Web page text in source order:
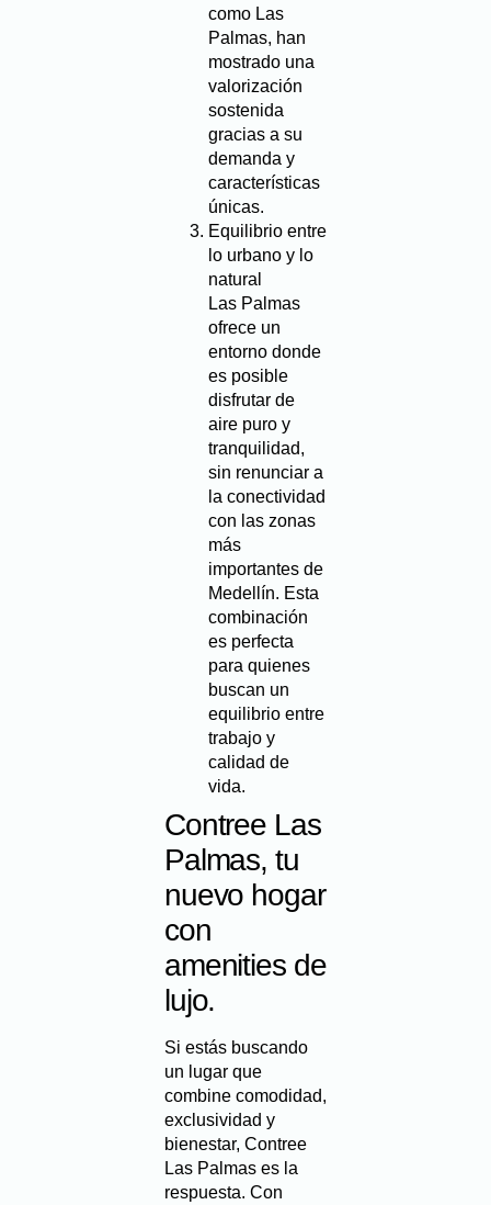
como Las
Palmas, han
mostrado una
valorización
sostenida
gracias a su
demanda y
características
únicas.
Equilibrio entre
lo urbano y lo
natural
Las Palmas
ofrece un
entorno donde
es posible
disfrutar de
aire puro y
tranquilidad,
sin renunciar a
la conectividad
con las zonas
más
importantes de
Medellín. Esta
combinación
es perfecta
para quienes
buscan un
equilibrio entre
trabajo y
calidad de
vida.
Contree Las
Palmas, tu
nuevo hogar
con
amenities de
lujo.
Si estás buscando
un lugar que
combine comodidad,
exclusividad y
bienestar, Contree
Las Palmas es la
respuesta. Con